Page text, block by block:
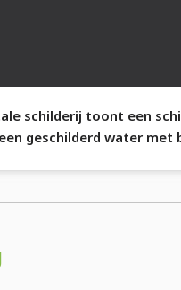
schilderij toont een
geschilderd water met